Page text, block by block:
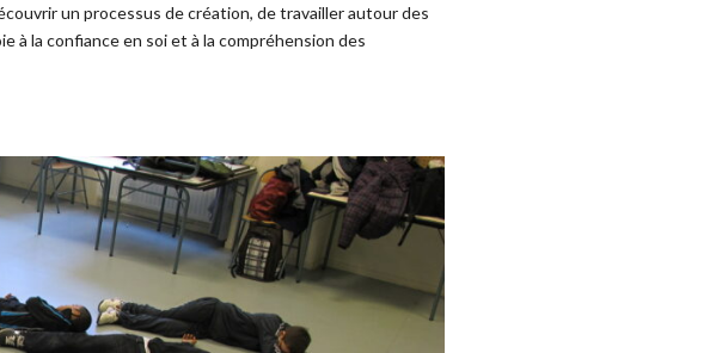
un processus de création, de travailler autour des
à la confiance en soi et à la compréhension des